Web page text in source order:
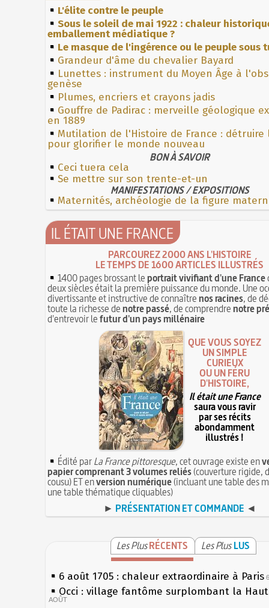
L'élite contre le peuple
Sous le soleil de mai 1922 : chaleur
emballement médiatique ?
Le masque de l'ingérence ou le peuple sous
Grandeur d'âme du chevalier Bayard
Lunettes : instrument du Moyen Âge à
genèse
Plumes, encriers et crayons jadis
Gouffre de Padirac : merveille géologique
en 1889
Mutilation de l'Histoire de France : détruire
pour glorifier le monde nouveau
BON À SAVOIR
Ceci tuera cela
Se mettre sur son trente-et-un
MANIFESTATIONS / EXPOSITIONS
Maternités, archéologie de la figure
IL ÉTAIT UNE FRANCE
PARCOUREZ 2000 ANS L'HISTOIRE
LE TEMPS DE 1600 ARTICLES ILLUSTRÉS
1400 pages brossant leportrait vivifiant d'une France
deux siècles était la première puissance du monde. Une
divertissante et instructive de connaîtrenos racines, de
toute la richesse denotre passé, de comprendrenotre
d'entrevoir lefutur d'un pays millénaire
QUE VOUS SOYEZ
UN SIMPLE
CURIEUX
OU UN FÉRU
D'HISTOIRE,
Il était une France
saura vous ravir
par ses récits
abondamment
illustrés !
Édité parLa France pittoresque, cet ouvrage existe en
papier comprenant 3 volumes reliés(couverture rigide,
cousu) ET enversion numérique(incluant une table des
une table thématique cliquables)
► PRÉSENTATION ET COMMANDE ◄
Les PlusRÉCENTS Les Plus LUS
6 août 1705 : chaleur extraordinaire à Paris
Occi : village fantôme surplombant la
AOÛT